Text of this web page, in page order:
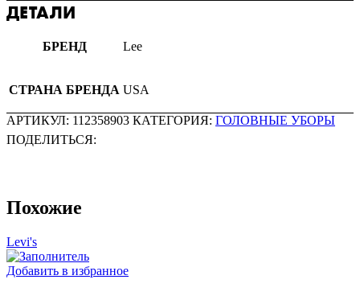
ДЕТАЛИ
БРЕНД Lee
СТРАНА БРЕНДА USA
АРТИКУЛ: 112358903 КАТЕГОРИЯ: ГОЛОВНЫЕ УБОРЫ
ПОДЕЛИТЬСЯ:
Похожие
Levi's
Добавить в избранное